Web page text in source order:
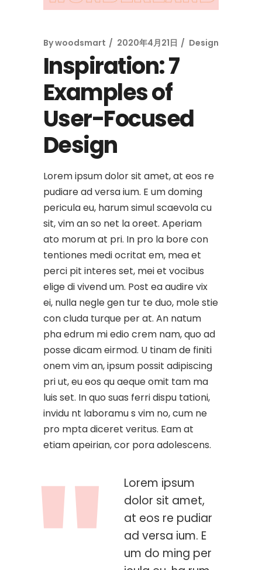
Bywoodsmart 2020年4月21日 Design
Inspiration: 7
Examples of
User-Focused
Design
Lorem ipsum dolor sit amet, at eos re
pudiare ad versa ium. E um doming
pericula eu, harum simul scaevola cu
sit, vim an so net la oreet. Aperiam
ato morum at pri. In pro la bore con
tentiones medi ocritat em, mea et
perci pit interes set, mei et vocibus
elige di vivend um. Post ea audire vix
ei, nulla negle gen tur te duo, mole stie
con cluda turque per at. An natum
pha edrum mi edio crem nam, quo ad
posse dicam eirmod. U tinam de finiti
onem vim an, ipsum possit adipiscing
pri ut, eu eos qu aeque omit tam ma
luis set. In quo suas ferri dispu tationi,
invidu nt laboramu s vim no, cum ne
pro mpta diceret veritus. Eam at
etiam apeirian, cor pora adolescens.
Lorem ipsum
dolor sit amet,
at eos re pudiar
ad versa ium. E
um do ming per